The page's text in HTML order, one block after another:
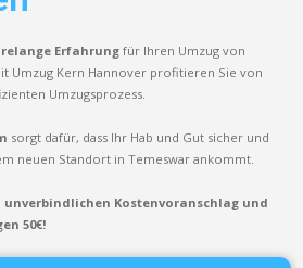
Erfahrung für Ihren Umzug von
Umzug Kern Hannover profitieren Sie von
Umzugsprozess.
sorgt dafür, dass Ihr Hab und Gut sicher und
neuen Standort in Temeswar ankommt.
unverbindlichen Kostenvoranschlag und
50€!